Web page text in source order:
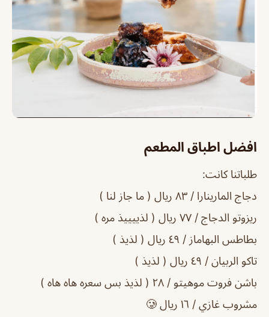
افضل اطباق المطعم
طلباتنا كانت:
دجاج المارينارا / ٨٣ ريال ( ما جاز لنا )
ريزوتو الدجاج / ٧٧ ريال ( لذييييذ مره )
بطاطس البهاماز / ٤٩ ريال ( لذيذ )
تاكو الربيان / ٤٩ ريال ( لذيذ )
باشن فروت موهيتو / ٢٨ ( لذيذ بس سعره هاه هاه )
مشروب غازي / ١٦ ريال 🥲